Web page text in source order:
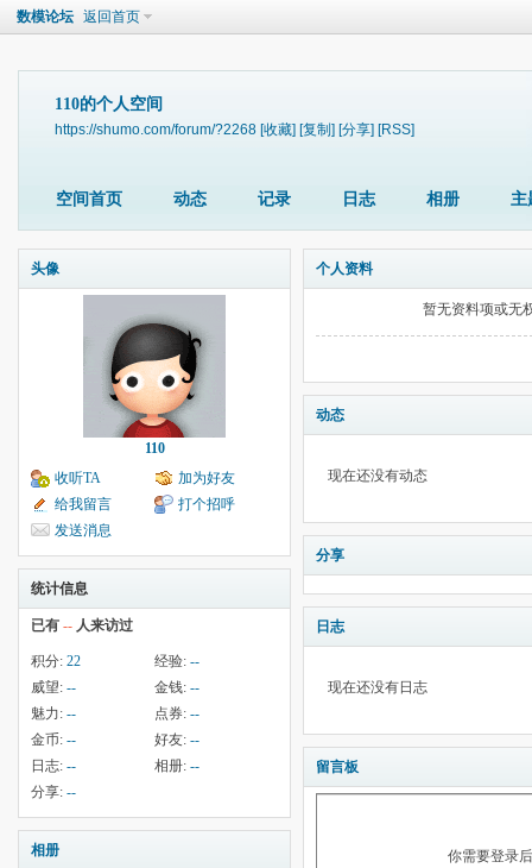
数模论坛 返回首页
110的个人空间
https://shumo.com/forum/?2268 [收藏] [复制] [分享] [RSS]
空间首页 动态 记录 日志 相册 主
头像
110
收听TA
加为好友
给我留言
打个招呼
发送消息
统计信息
已有 -- 人来访过
积分: 22 经验: --
威望: -- 金钱: --
魅力: -- 点券: --
金币: -- 好友: --
日志: -- 相册: --
分享: --
相册
个人资料
暂无资料项或无
动态
现在还没有动态
分享
日志
现在还没有日志
留言板
你需要登录